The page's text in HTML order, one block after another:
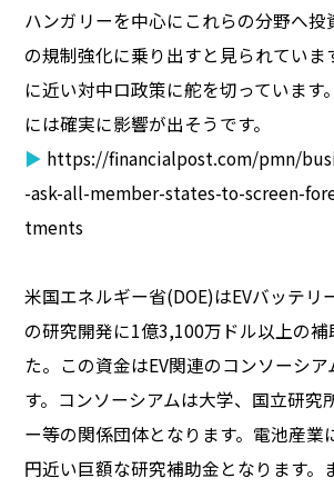
ハンガリーを中心にこれらの分野へ投
の規制強化に乗り出すと見られていま
に近い対中ロ政策に舵を切っています
には確実に影響が出そうです。
▶ https://financialpost.com/pmn/
-ask-all-member-states-to-screen-
tments
米国エネルギー省(DOE)はEVバッテリ
の研究開発に1億3,100万ドル以上の
た。この資金はEV関連のコンソーシ
す。コンソーシアムは大学、国立研究
ー等の関係団体となります。電池産業
円近い巨額な研究補助金となります。